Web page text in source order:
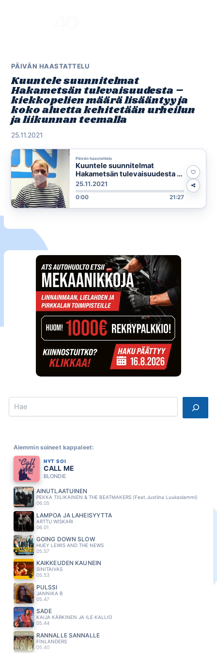
PÄIVÄN HAASTATTELU
Kuuntele suunnitelmat
Hakametsän tulevaisuudesta –
kiekkopelien määrä lisääntyy ja
koko aluetta kehitetään urheilun
ja liikunnan teemalla
25.11.2021
Päivän haastattelu
Kuuntele suunnitelmat
Hakametsän tulevaisuudesta –
kiekkopelien määrä lisääntyy ja
koko aluetta kehitetään
urheilun ja liikunnan teemalla
25.11.2021
0:00 21:27
Search
Aiemmin soineet kappaleet:
NYT SOI
CALL ME
BLONDIE
AINUTLAATUINEN
PEKKA TIILIKAINEN & THE BEATMAKERS (Feat.Justiina Luukaslammi)
06.05
LÄMPÖÄ JA LÄHEISYYTTÄ
ARTTU WISKARI
06.01
GOING DOWN SLOW
HUEY LEWIS AND THE NEWS
05.57
KAIKKEUDEN KAUNEIN
SINITAIVAS
05.53
PULSSI
JANNIKA B
05.47
SADE
KAIJA KÄRKINEN JA ILE KALLIO
05.44
RANNALLE SANNALLE
FINLANDERS
05.40